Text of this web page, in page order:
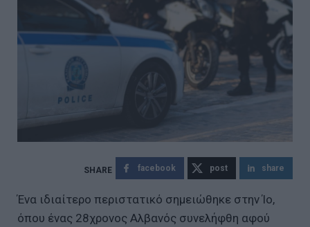
facebook post share
Ένα ιδιαίτερο περιστατικό σημειώθηκε στην Ίο,
όπου ένας 28χρονος Αλβανός συνελήφθη αφού